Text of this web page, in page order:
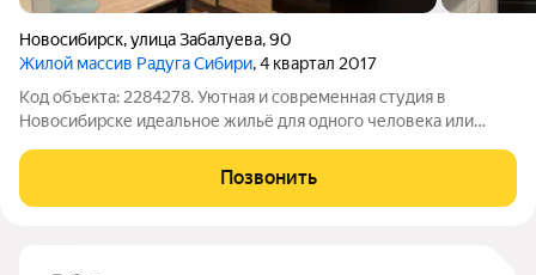
Новосибирск,улица Забалуева,90
Жилой массив Радуга Сибири, 4 квартал 2017
Код объекта: 2284278. Уютная и современная студия в
Новосибирске идеальное жильё для одного человека или
монолитного дома 2017 года постройки по адресу: улица
Забалуева, 90. Общая площадь квартиры
Позвонить